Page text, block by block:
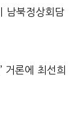
남북정상회담
거론에 최선희